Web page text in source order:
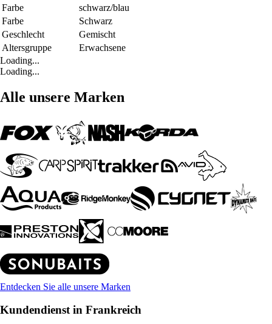
Farbe
schwarz/blau
Farbe
Schwarz
Geschlecht
Gemischt
Altersgruppe
Erwachsene
Loading...
Loading...
Alle unsere Marken
Entdecken Sie alle unsere Marken
Kundendienst in Frankreich